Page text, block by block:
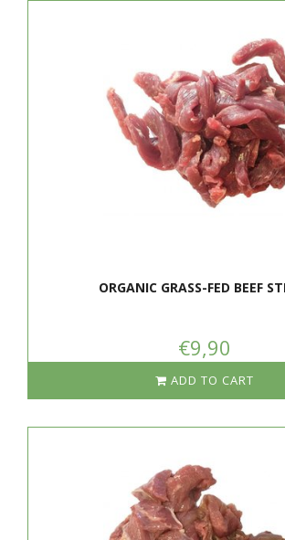
ORGANIC GRASS-FED BEEF
€9,90
ADD TO CART